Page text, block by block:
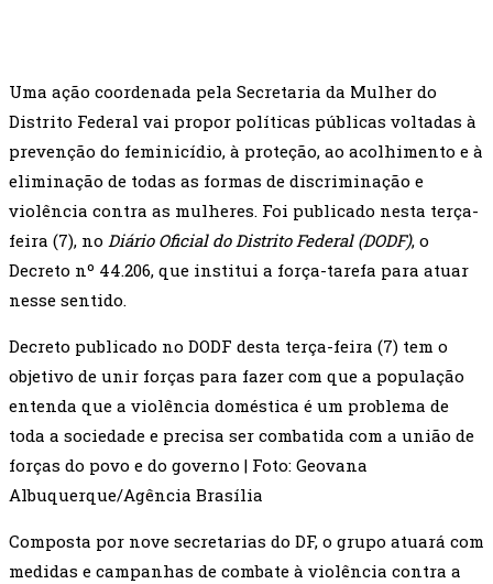
Uma ação coordenada pela Secretaria da Mulher do
Distrito Federal vai propor políticas públicas voltadas à
prevenção do feminicídio, à proteção, ao acolhimento e à
eliminação de todas as formas de discriminação e
violência contra as mulheres. Foi publicado nesta terça-
feira (7), no Diário Oficial do Distrito Federal (DODF), o
Decreto nº 44.206, que institui a força-tarefa para atuar
nesse sentido.
Decreto publicado no DODF desta terça-feira (7) tem o
objetivo de unir forças para fazer com que a população
entenda que a violência doméstica é um problema de
toda a sociedade e precisa ser combatida com a união de
forças do povo e do governo | Foto: Geovana
Albuquerque/Agência Brasília
Composta por nove secretarias do DF, o grupo atuará com
medidas e campanhas de combate à violência contra a